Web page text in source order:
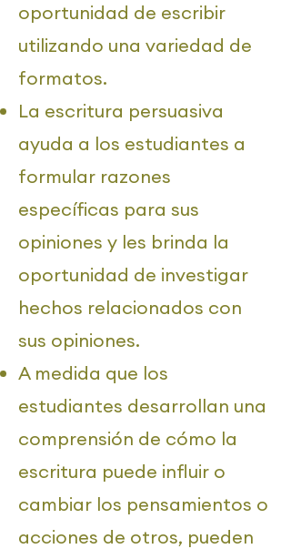
oportunidad de escribir
utilizando una variedad de
formatos.
La escritura persuasiva
ayuda a los estudiantes a
formular razones
específicas para sus
opiniones y les brinda la
oportunidad de investigar
hechos relacionados con
sus opiniones.
A medida que los
estudiantes desarrollan una
comprensión de cómo la
escritura puede influir o
cambiar los pensamientos o
acciones de otros, pueden